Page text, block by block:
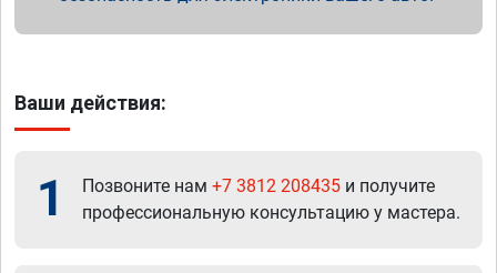
Ваши действия:
1 Позвоните нам +7 3812 208435 и получите
профессиональную консультацию у мастера.